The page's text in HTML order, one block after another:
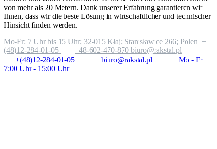
von mehr als 20 Metern. Dank unserer Erfahrung garantieren wir
Ihnen, dass wir die beste Lösung in wirtschaftlicher und technischer
Hinsicht finden werden.
Mo-Fr: 7 Uhr bis 15 Uhr; 32-015 Kłaj; Stanisławice 266; Polen
+
(48)12-284-01-05
+48-602-470-870 biuro@rakstal.pl
+(48)12-284-01-05
biuro@rakstal.pl
Mo - Fr
7:00 Uhr - 15:00 Uhr